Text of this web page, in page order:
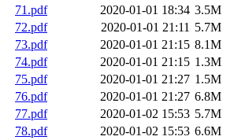
71.pdf
2020-01-01 18:34 3.5M
72.pdf
2020-01-01 21:11 5.7M
73.pdf
2020-01-01 21:15 8.1M
74.pdf
2020-01-01 21:15 1.3M
75.pdf
2020-01-01 21:27 1.5M
76.pdf
2020-01-01 21:27 6.8M
77.pdf
2020-01-02 15:53 5.7M
78.pdf
2020-01-02 15:53 6.6M